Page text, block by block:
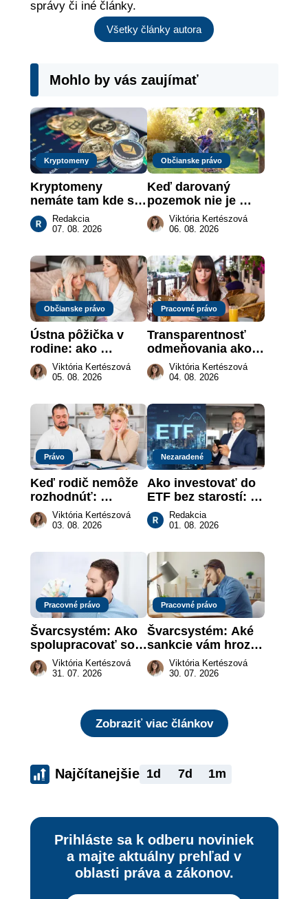
správy či iné články.
Všetky články autora
Mohlo by vás zaujímať
Kryptomeny
Kryptomeny
nemáte tam kde si
myslíte: Viete, kde
sa naozaj
Redakcia
07. 08. 2026
Občianske právo
Keď darovaný
pozemok nie je
„hotová vec“: kedy
môže darca žiadať
Viktória Kertészová
06. 08. 2026
Občianske právo
Ústna pôžička v
rodine: ako
vymôcť peniaze,
keď na papieri nie
Viktória Kertészová
05. 08. 2026
Pracovné právo
Transparentnosť
odmeňovania ako
právna povinnosť:
revolúcia na
práce
Viktória Kertészová
04. 08. 2026
Právo
Keď rodič nemôže
rozhodnúť:
nahradenie prejavu
vôle súdom v
Viktória Kertészová
03. 08. 2026
Nezaradené
Ako investovať do
ETF bez starostí:
Investičné plány,
ktoré urobia prácu
Redakcia
01. 08. 2026
Pracovné právo
Švarcsystém: Ako
spolupracovať so
živnostníkom
legálne a bez
Viktória Kertészová
31. 07. 2026
Pracovné právo
Švarcsystém: Aké
sankcie vám hrozia
a prečo nestačí
zaplatiť pokutu?
Viktória Kertészová
30. 07. 2026
Zobraziť viac článkov
Najčítanejšie 1d 7d 1m
Prihláste sa k odberu noviniek
a majte aktuálny prehľad v
oblasti práva a zákonov.